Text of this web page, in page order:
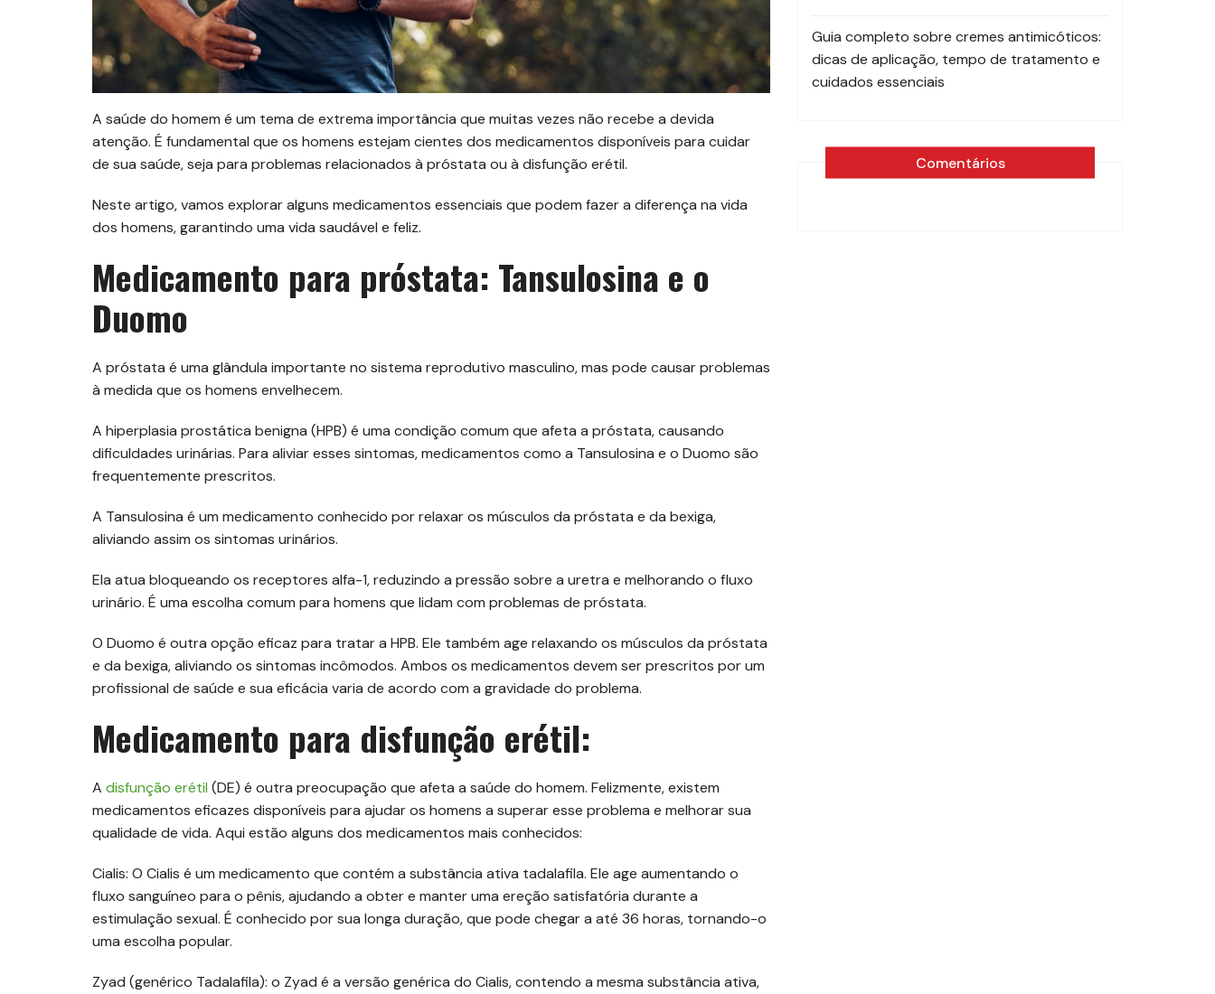
A saúde do homem é um tema de extrema importância que muitas vezes não recebe a devida
atenção. É fundamental que os homens estejam cientes dos medicamentos disponíveis para cuidar
de sua saúde, seja para problemas relacionados à próstata ou à disfunção erétil.
Neste artigo, vamos explorar alguns medicamentos essenciais que podem fazer a diferença na vida
dos homens, garantindo uma vida saudável e feliz.
Medicamento para próstata: Tansulosina e o
Duomo
A próstata é uma glândula importante no sistema reprodutivo masculino, mas pode causar problemas
à medida que os homens envelhecem.
A hiperplasia prostática benigna (HPB) é uma condição comum que afeta a próstata, causando
dificuldades urinárias. Para aliviar esses sintomas, medicamentos como a Tansulosina e o Duomo são
frequentemente prescritos.
A Tansulosina é um medicamento conhecido por relaxar os músculos da próstata e da bexiga,
aliviando assim os sintomas urinários.
Ela atua bloqueando os receptores alfa-1, reduzindo a pressão sobre a uretra e melhorando o fluxo
urinário. É uma escolha comum para homens que lidam com problemas de próstata.
O Duomo é outra opção eficaz para tratar a HPB. Ele também age relaxando os músculos da próstata
e da bexiga, aliviando os sintomas incômodos. Ambos os medicamentos devem ser prescritos por um
profissional de saúde e sua eficácia varia de acordo com a gravidade do problema.
Medicamento para disfunção erétil:
A disfunção erétil (DE) é outra preocupação que afeta a saúde do homem. Felizmente, existem
medicamentos eficazes disponíveis para ajudar os homens a superar esse problema e melhorar sua
qualidade de vida. Aqui estão alguns dos medicamentos mais conhecidos:
Cialis: O Cialis é um medicamento que contém a substância ativa tadalafila. Ele age aumentando o
fluxo sanguíneo para o pênis, ajudando a obter e manter uma ereção satisfatória durante a
estimulação sexual. É conhecido por sua longa duração, que pode chegar a até 36 horas, tornando-o
uma escolha popular.
Zyad (genérico Tadalafila): o Zyad é a versão genérica do Cialis, contendo a mesma substância ativa,
Guia completo sobre cremes antimicóticos:
dicas de aplicação, tempo de tratamento e
cuidados essenciais
Comentários